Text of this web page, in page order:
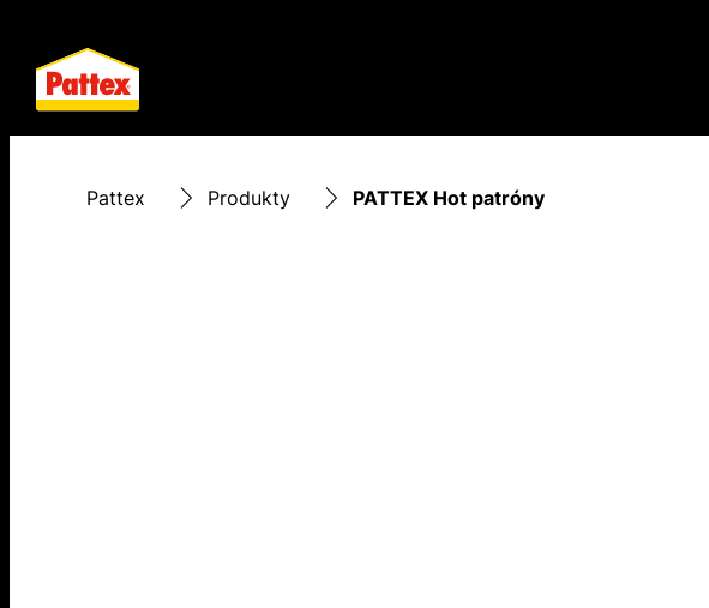
Pattex Produkty PATTEX Hot patróny